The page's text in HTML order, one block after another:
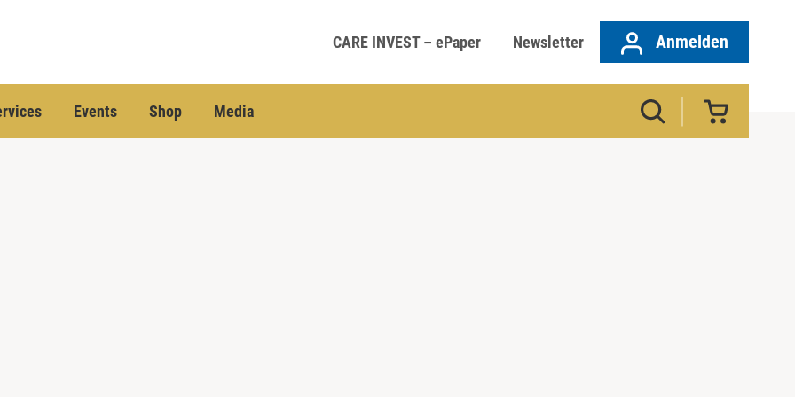
CARE INVEST – ePaper Newsletter Anmelden
Events Shop Media